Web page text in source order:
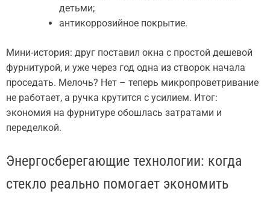
детьми;
антикоррозийное покрытие.
Мини-история: друг поставил окна с простой дешевой
фурнитурой, и уже через год одна из створок начала
проседать. Мелочь? Нет – теперь микропроветривание
не работает, а ручка крутится с усилием. Итог:
экономия на фурнитуре обошлась затратами и
переделкой.
Энергосберегающие технологии: когда
стекло реально помогает экономить